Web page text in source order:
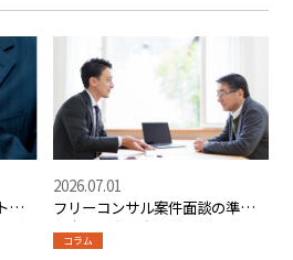
と
別
フリーコンサル案件面談の準備
と当日の進め方【質問例・スコ
ープ確認チェックリスト】
2026.07.01
コラム